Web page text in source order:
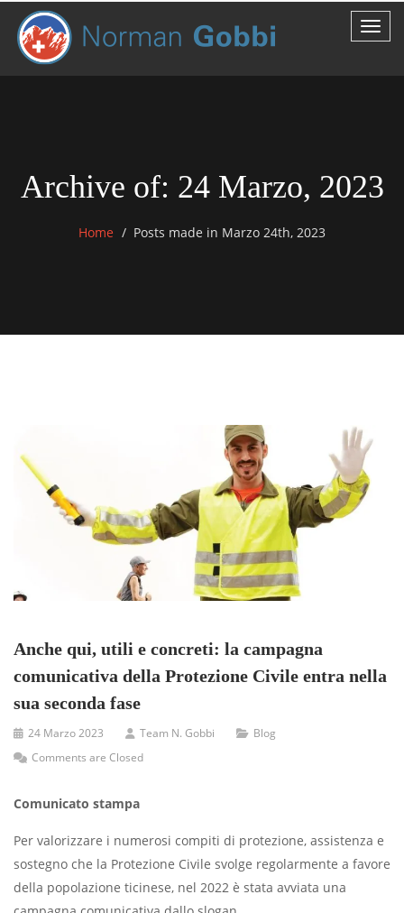
Archive of: 24 Marzo, 2023
Home Posts made in Marzo 24th, 2023
Anche qui, utili e concreti: la campagna
comunicativa della Protezione Civile entra nella
sua seconda fase
24 Marzo 2023 Team N. Gobbi
Blog
Comments are Closed
Comunicato stampa
Per valorizzare i numerosi compiti di protezione, assistenza e
sostegno che la Protezione Civile svolge regolarmente a favore
della popolazione ticinese, nel 2022 è stata avviata una